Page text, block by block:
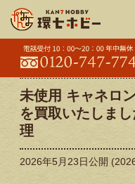
未使用 キャネロ
を買取いたしま
理
2026年5月23日公開 (